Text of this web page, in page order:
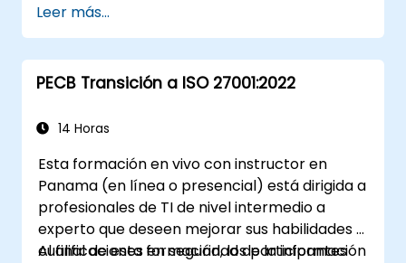
nuevos conceptos presentados por ISO/IEC
27001:2022.
Leer más...
PECB Transición a ISO 27001:2022
14 Horas
Esta formación en vivo con instructor en
Panama (en línea o presencial) está dirigida a
profesionales de TI de nivel intermedio a
experto que deseen mejorar sus habilidades y
cualificaciones en seguridad de la información
Al final de esta formación, los participantes